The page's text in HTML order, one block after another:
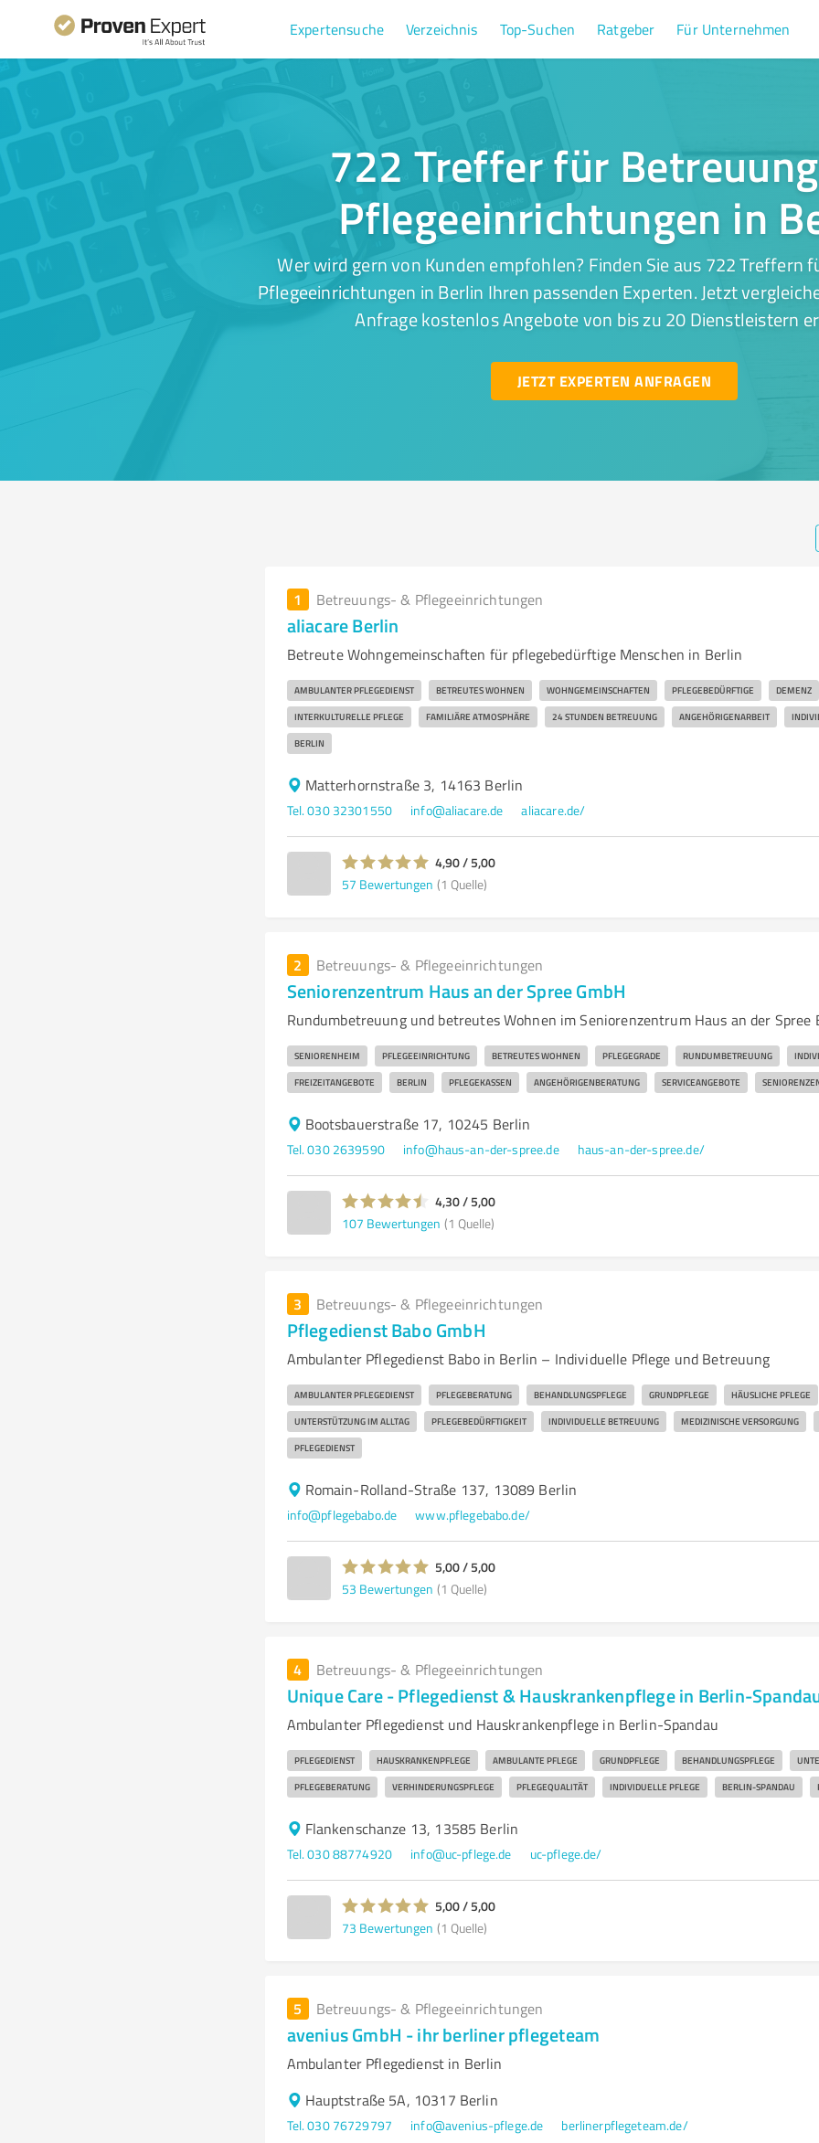
Expertensuche Verzeichnis Top-Suchen Ratgeber Für Unternehmen
722 Treffer für
Pflegeeinrichtungen in
Wer wird gern von Kunden empfohlen? Finden Sie aus 722 Treffern
Pflegeeinrichtungen in Berlin Ihren passenden Experten. Jetzt
Anfrage kostenlos Angebote von bis zu 20 Dienstleistern
JETZT EXPERTEN ANFRAGEN
1 Betreuungs- & Pflegeeinrichtungen
aliacare Berlin
Betreute Wohngemeinschaften für pflegebedürftige Menschen in Berlin
AMBULANTER PFLEGEDIENST BETREUTES WOHNEN WOHNGEMEINSCHAFTEN PFLEGEBEDÜRFTIGE DEMENZ
INTERKULTURELLE PFLEGE FAMILIÄRE ATMOSPHÄRE 24 STUNDEN BETREUUNG ANGEHÖRIGENARBEIT
BERLIN
Matterhornstraße 3, 14163 Berlin
Tel. 030 32301550 info@aliacare.de aliacare.de/
4,90 / 5,00
57 Bewertungen (1 Quelle)
2 Betreuungs- & Pflegeeinrichtungen
Seniorenzentrum Haus an der Spree GmbH
Rundumbetreuung und betreutes Wohnen im Seniorenzentrum Haus an der Spree
SENIORENHEIM PFLEGEEINRICHTUNG BETREUTES WOHNEN PFLEGEGRADE RUNDUMBETREUUNG
FREIZEITANGEBOTE BERLIN PFLEGEKASSEN ANGEHÖRIGENBERATUNG SERVICEANGEBOTE
Bootsbauerstraße 17, 10245 Berlin
Tel. 030 2639590 info@haus-an-der-spree.de haus-an-der-spree.de/
4,30 / 5,00
107 Bewertungen (1 Quelle)
3 Betreuungs- & Pflegeeinrichtungen
Pflegedienst Babo GmbH
Ambulanter Pflegedienst Babo in Berlin – Individuelle Pflege und Betreuung
AMBULANTER PFLEGEDIENST PFLEGEBERATUNG BEHANDLUNGSPFLEGE GRUNDPFLEGE HÄUSLICHE PFLEGE
UNTERSTÜTZUNG IM ALLTAG PFLEGEBEDÜRFTIGKEIT INDIVIDUELLE BETREUUNG MEDIZINISCHE VERSORGUNG
PFLEGEDIENST
Romain-Rolland-Straße 137, 13089 Berlin
info@pflegebabo.de www.pflegebabo.de/
5,00 / 5,00
53 Bewertungen (1 Quelle)
4 Betreuungs- & Pflegeeinrichtungen
Unique Care - Pflegedienst & Hauskrankenpflege in Berlin-
Ambulanter Pflegedienst und Hauskrankenpflege in Berlin-Spandau
PFLEGEDIENST HAUSKRANKENPFLEGE AMBULANTE PFLEGE GRUNDPFLEGE BEHANDLUNGS­PFLEGE
PFLEGEBERATUNG VERHINDERUNGSPFLEGE PFLEGEQUALITÄT INDIVIDUELLE PFLEGE BERLIN-SPANDAU
Flankenschanze 13, 13585 Berlin
Tel. 030 88774920 info@uc-pflege.de uc-pflege.de/
5,00 / 5,00
73 Bewertungen (1 Quelle)
5 Betreuungs- & Pflegeeinrichtungen
avenius GmbH - ihr berliner pflegeteam
Ambulanter Pflegedienst in Berlin
Hauptstraße 5A, 10317 Berlin
Tel. 030 76729797 info@avenius-pflege.de berlinerpflegeteam.de/